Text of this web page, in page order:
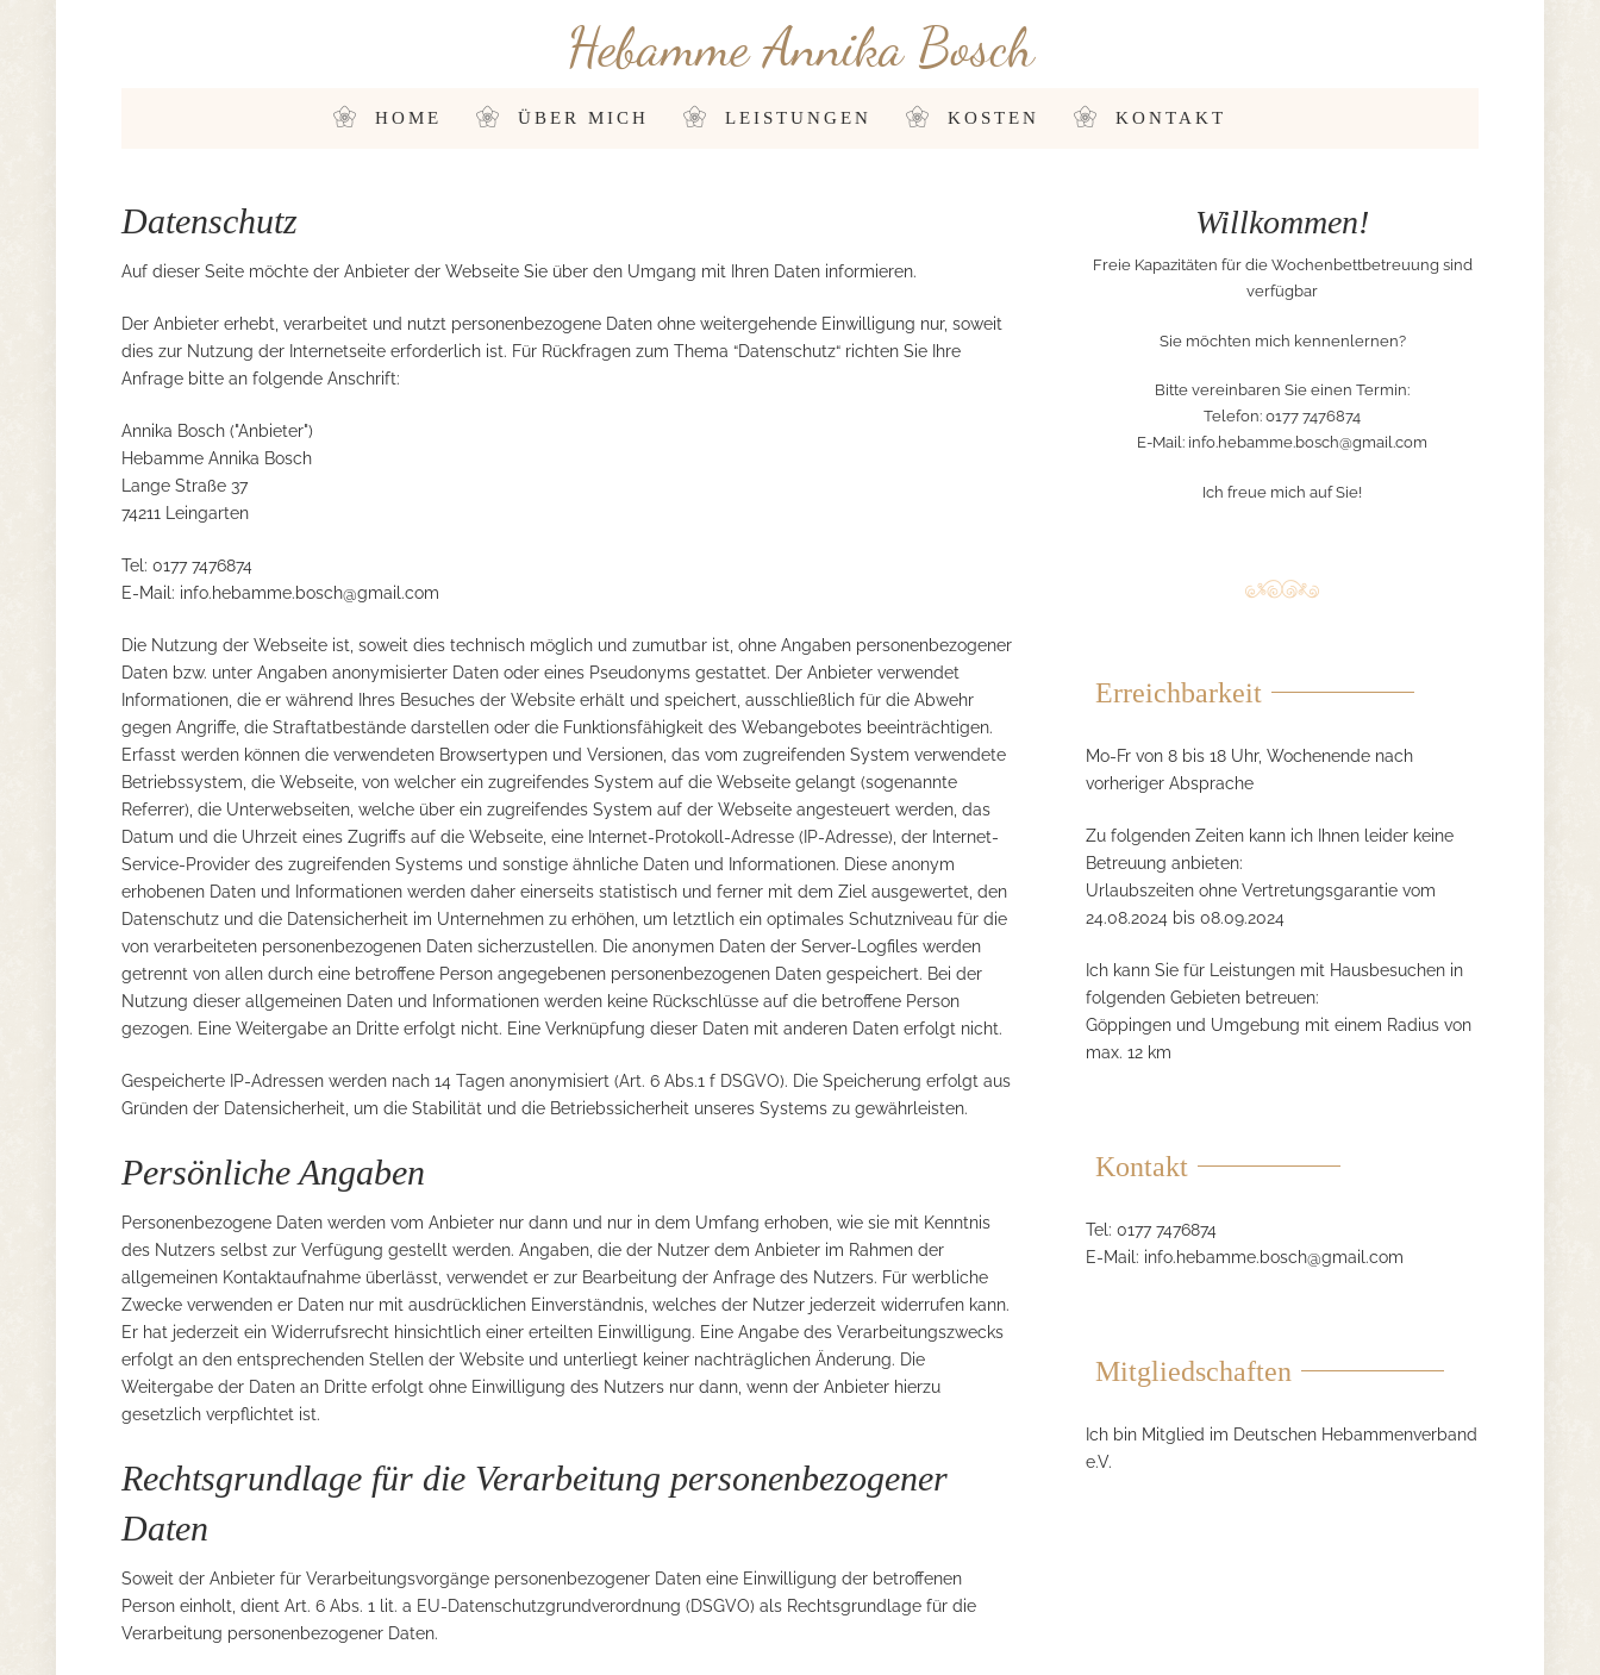
Hebamme Annika Bosch
HOME ÜBER MICH LEISTUNGEN KOSTEN KONTAKT
Datenschutz
Auf dieser Seite möchte der Anbieter der Webseite Sie über den Umgang mit Ihren Daten informieren.
Der Anbieter erhebt, verarbeitet und nutzt personenbezogene Daten ohne weitergehende Einwilligung nur, soweit
dies zur Nutzung der Internetseite erforderlich ist. Für Rückfragen zum Thema “Datenschutz“ richten Sie Ihre
Anfrage bitte an folgende Anschrift:
Annika Bosch ("Anbieter")
Hebamme Annika Bosch
Lange Straße 37
74211 Leingarten
Tel: 0177 7476874
E-Mail: info.hebamme.bosch@gmail.com
Die Nutzung der Webseite ist, soweit dies technisch möglich und zumutbar ist, ohne Angaben personenbezogener
Daten bzw. unter Angaben anonymisierter Daten oder eines Pseudonyms gestattet. Der Anbieter verwendet
Informationen, die er während Ihres Besuches der Website erhält und speichert, ausschließlich für die Abwehr
gegen Angriffe, die Straftatbestände darstellen oder die Funktionsfähigkeit des Webangebotes beeinträchtigen.
Erfasst werden können die verwendeten Browsertypen und Versionen, das vom zugreifenden System verwendete
Betriebssystem, die Webseite, von welcher ein zugreifendes System auf die Webseite gelangt (sogenannte
Referrer), die Unterwebseiten, welche über ein zugreifendes System auf der Webseite angesteuert werden, das
Datum und die Uhrzeit eines Zugriffs auf die Webseite, eine Internet-Protokoll-Adresse (IP-Adresse), der Internet-
Service-Provider des zugreifenden Systems und sonstige ähnliche Daten und Informationen. Diese anonym
erhobenen Daten und Informationen werden daher einerseits statistisch und ferner mit dem Ziel ausgewertet, den
Datenschutz und die Datensicherheit im Unternehmen zu erhöhen, um letztlich ein optimales Schutzniveau für die
von verarbeiteten personenbezogenen Daten sicherzustellen. Die anonymen Daten der Server-Logfiles werden
getrennt von allen durch eine betroffene Person angegebenen personenbezogenen Daten gespeichert. Bei der
Nutzung dieser allgemeinen Daten und Informationen werden keine Rückschlüsse auf die betroffene Person
gezogen. Eine Weitergabe an Dritte erfolgt nicht. Eine Verknüpfung dieser Daten mit anderen Daten erfolgt nicht.
Gespeicherte IP-Adressen werden nach 14 Tagen anonymisiert (Art. 6 Abs.1 f DSGVO). Die Speicherung erfolgt aus
Gründen der Datensicherheit, um die Stabilität und die Betriebssicherheit unseres Systems zu gewährleisten.
Persönliche Angaben
Personenbezogene Daten werden vom Anbieter nur dann und nur in dem Umfang erhoben, wie sie mit Kenntnis
des Nutzers selbst zur Verfügung gestellt werden. Angaben, die der Nutzer dem Anbieter im Rahmen der
allgemeinen Kontaktaufnahme überlässt, verwendet er zur Bearbeitung der Anfrage des Nutzers. Für werbliche
Zwecke verwenden er Daten nur mit ausdrücklichen Einverständnis, welches der Nutzer jederzeit widerrufen kann.
Er hat jederzeit ein Widerrufsrecht hinsichtlich einer erteilten Einwilligung. Eine Angabe des Verarbeitungszwecks
erfolgt an den entsprechenden Stellen der Website und unterliegt keiner nachträglichen Änderung. Die
Weitergabe der Daten an Dritte erfolgt ohne Einwilligung des Nutzers nur dann, wenn der Anbieter hierzu
gesetzlich verpflichtet ist.
Rechtsgrundlage für die Verarbeitung personenbezogener
Daten
Soweit der Anbieter für Verarbeitungsvorgänge personenbezogener Daten eine Einwilligung der betroffenen
Person einholt, dient Art. 6 Abs. 1 lit. a EU-Datenschutzgrundverordnung (DSGVO) als Rechtsgrundlage für die
Verarbeitung personenbezogener Daten.
Willkommen!
Freie Kapazitäten für die Wochenbettbetreuung sind
verfügbar
Sie möchten mich kennenlernen?
Bitte vereinbaren Sie einen Termin:
Telefon: 0177 7476874
E-Mail: info.hebamme.bosch@gmail.com
Ich freue mich auf Sie!
Erreichbarkeit
Mo-Fr von 8 bis 18 Uhr, Wochenende nach
vorheriger Absprache
Zu folgenden Zeiten kann ich Ihnen leider keine
Betreuung anbieten:
Urlaubszeiten ohne Vertretungsgarantie vom
24.08.2024 bis 08.09.2024
Ich kann Sie für Leistungen mit Hausbesuchen in
folgenden Gebieten betreuen:
Göppingen und Umgebung mit einem Radius von
max. 12 km
Kontakt
Tel: 0177 7476874
E-Mail: info.hebamme.bosch@gmail.com
Mitgliedschaften
Ich bin Mitglied im Deutschen Hebammenverband
e.V.